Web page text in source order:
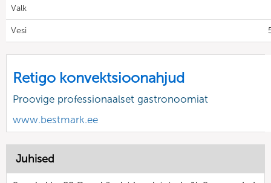
Valk
Vesi
Retigo konvektsioonahjud
Proovige professionaalset gastronoomiat
www.bestmark.ee
Juhised